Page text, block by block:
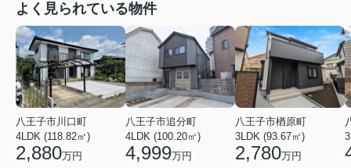
よく見られている物件
八王子市川口町
4LDK (118.82㎡)
2,880万円
八王子市追分町
4LDK (100.20㎡)
4,999万円
八王子市楢原町
3LDK (93.67㎡)
2,780万円